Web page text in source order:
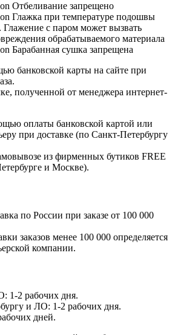
Отбеливание запрещено
Глажка при температуре подошвы
Глажение с паром может вызвать
обрабатываемого материала
Барабанная сушка запрещена
банковской карты на сайте при
полученной от менеджера интернет-
оплаты банковской картой или
при доставке (по Санкт-Петербургу
из фирменных бутиков FREE
и Москве).
по России при заказе от 100 000
заказов менее 100 000 определяется
компании.
1-2 рабочих дня.
и ЛО: 1-2 рабочих дня.
дней.